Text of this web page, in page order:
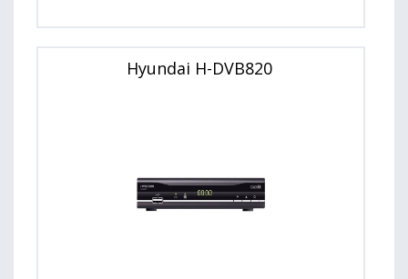
Hyundai H-DVB820